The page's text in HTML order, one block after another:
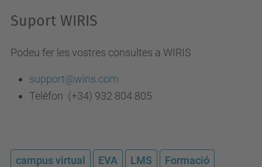
Suport WIRIS
Podeu fer les vostres consultes a WIRIS
support@wiris.com
Telèfon (+34) 932 804 805
campus virtual EVA LMS
Formació